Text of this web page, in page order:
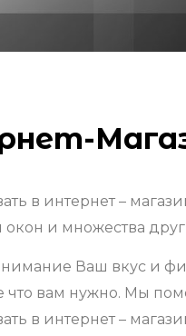
подзаголовок
в интернет –
окон и множества
Ваш вкус и
что вам нужно. Мы
в интернет –